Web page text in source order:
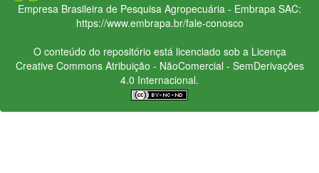
Empresa Brasileira de Pesquisa Agropecuária - Embrapa SAC:
https://www.embrapa.br/fale-conosco
O conteúdo do repositório está licenciado sob a Licença
Creative CommonsAtribuição - NãoComercial - SemDerivações
4.0 Internacional.